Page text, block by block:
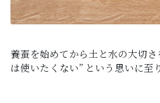
養蚕を始めてから土と水の大切
は使いたくない” という思いに至